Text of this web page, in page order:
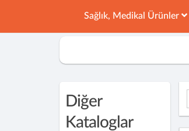
Sağlık, Medikal Ürünler
Diğer
Kataloglar